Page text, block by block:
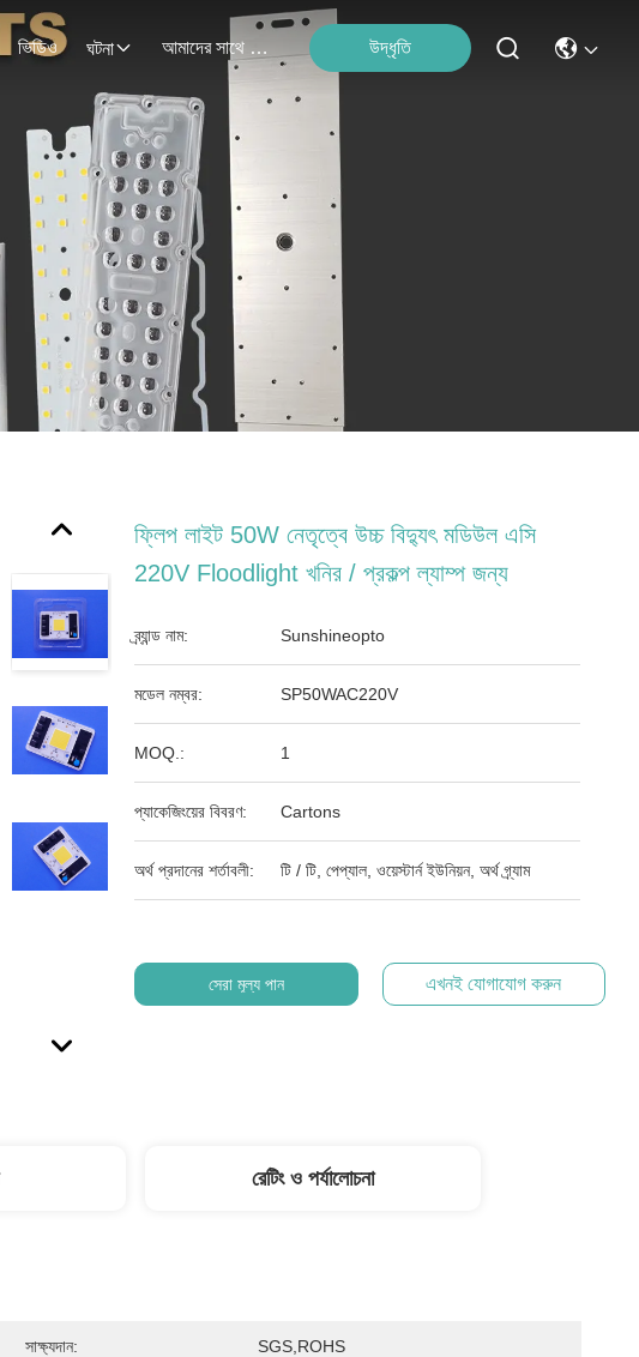
ভিডিও ঘটনা আমাদের সাথে যোগাযোগ উদ্ধৃতি
ফ্লিপ লাইট 50W নেতৃত্বে উচ্চ বিদ্যুৎ মডিউল এসি
220V Floodlight খনির / প্রকল্প ল্যাম্প জন্য
ব্র্যান্ড নাম: Sunshineopto
মডেল নম্বর: SP50WAC220V
MOQ.: 1
প্যাকেজিংয়ের বিবরণ: Cartons
অর্থ প্রদানের শর্তাবলী: টি / টি, পেপ্যাল, ওয়েস্টার্ন ইউনিয়ন, অর্থ গ্র্যাম
সেরা মূল্য পান এখনই যোগাযোগ করুন
রেটিং ও পর্যালোচনা
সাক্ষ্যদান: SGS,ROHS